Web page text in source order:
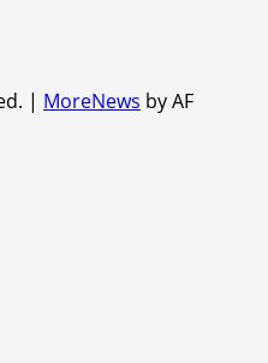
| MoreNews by AF